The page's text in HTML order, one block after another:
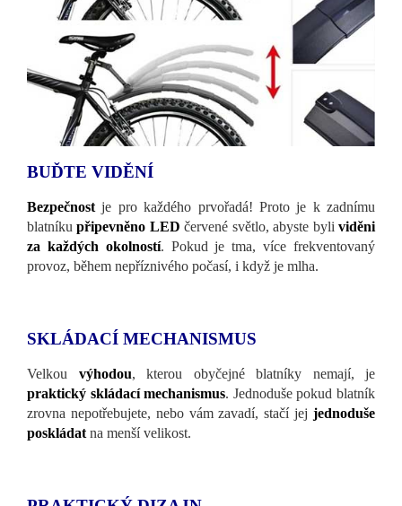
BUĎTE VIDĚNÍ
Bezpečnost je pro každého prvořadá! Proto je k zadnímu
blatníku připevněno LED červené světlo, abyste bylividěni
za každých okolností. Pokud je tma, více frekventovaný
provoz, během nepříznivého počasí, i když je mlha.
SKLÁDACÍ MECHANISMUS
Velkou výhodou, kterou obyčejné blatníky nemají, je
praktický skládací mechanismus. Jednoduše pokud blatník
zrovna nepotřebujete, nebo vám zavadí, stačí jej jednoduše
poskládat na menší velikost.